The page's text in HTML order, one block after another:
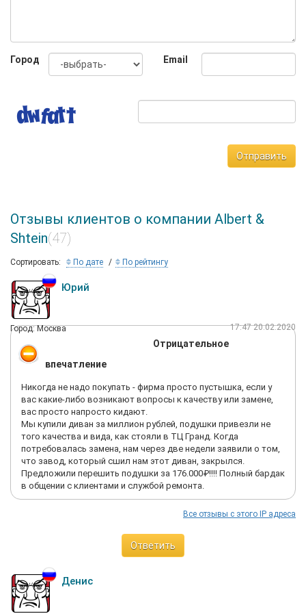
Город Email
Отправить
Отзывы клиентов о компании Albert &
Shtein(47)
Сортировать: По дате По рейтингу
Юрий
Город: Москва 17:47 20.02.2020
Отрицательное
впечатление
Никогда не надо покупать - фирма просто пустышка, если у
вас какие-либо возникают вопросы к качеству или замене,
вас просто напросто кидают.
Мы купили диван за миллион рублей, подушки привезли не
того качества и вида, как стояли в ТЦ Гранд. Когда
потребовалась замена, нам через две недели заявили о том,
что завод, который сшил нам этот диван, закрылся.
Предложили перешить подушки за 176.000₽!!!! Полный бардак
в общении с клиентами и службой ремонта.
Все отзывы с этого IP адреса
Ответить
Денис